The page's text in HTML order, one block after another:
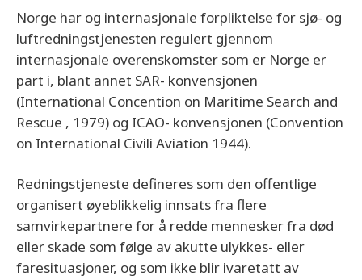
Norge har og internasjonale forpliktelse for sjø- og
luftredningstjenesten regulert gjennom
internasjonale overenskomster som er Norge er
part i, blant annet SAR- konvensjonen
(International Concention on Maritime Search and
Rescue , 1979) og ICAO- konvensjonen (Convention
on International Civili Aviation 1944).
Redningstjeneste defineres som den offentlige
organisert øyeblikkelig innsats fra flere
samvirkepartnere for å redde mennesker fra død
eller skade som følge av akutte ulykkes- eller
faresituasjoner, og som ikke blir ivaretatt av